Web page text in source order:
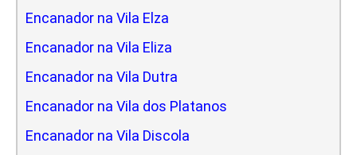
Encanador na Vila Elza
Encanador na Vila Eliza
Encanador na Vila Dutra
Encanador na Vila dos Platanos
Encanador na Vila Discola